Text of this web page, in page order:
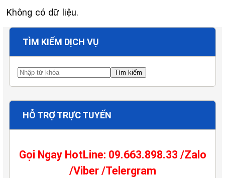
Không có dữ liệu.
TÌM KIẾM DỊCH VỤ
HỖ TRỢ TRỰC TUYẾN
Gọi Ngay HotLine: 09.663.898.33 /Zalo
/Viber /Telergram